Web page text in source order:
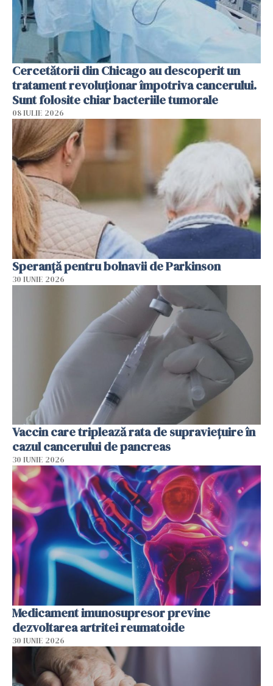
Cercetătorii din Chicago au descoperit un
tratament revoluționar împotriva cancerului.
Sunt folosite chiar bacteriile tumorale
08 IULIE 2026
Speranță pentru bolnavii de Parkinson
30 IUNIE 2026
Vaccin care triplează rata de supraviețuire în
cazul cancerului de pancreas
30 IUNIE 2026
Medicament imunosupresor previne
dezvoltarea artritei reumatoide
30 IUNIE 2026